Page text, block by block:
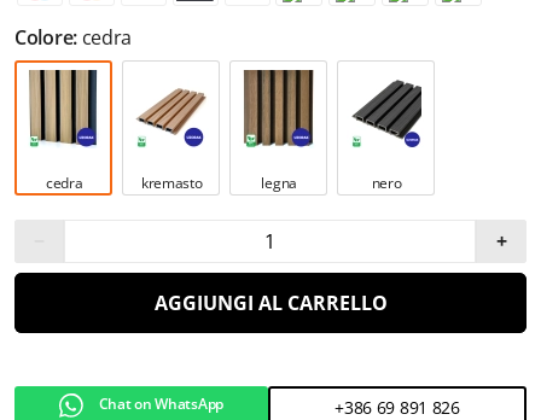
Colore: cedra
cedra kremasto legna nero
+
AGGIUNGI AL CARRELLO
Chat on WhatsApp +386 69 891 826